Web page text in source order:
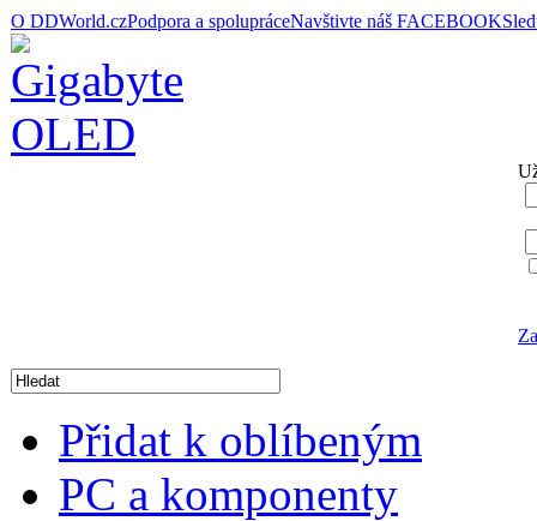
O DDWorld.czPodpora a spolupráceNavštivte náš FACEBOOK
Přidat k oblíbeným
PC a komponenty